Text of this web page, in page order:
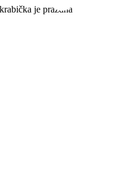
je prázdná